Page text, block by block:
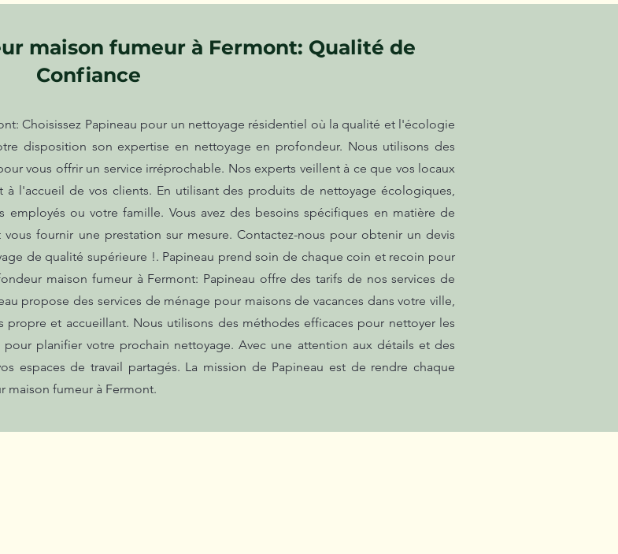
maison fumeur à Fermont: Qualité de
Confiance
Choisissez Papineau pour un nettoyage résidentiel où la qualité et l'écologie
disposition son expertise en nettoyage en profondeur. Nous utilisons des
vous offrir un service irréprochable. Nos experts veillent à ce que vos locaux
l'accueil de vos clients. En utilisant des produits de nettoyage écologiques,
employés ou votre famille. Vous avez des besoins spécifiques en matière de
fournir une prestation sur mesure. Contactez-nous pour obtenir un devis
de qualité supérieure !. Papineau prend soin de chaque coin et recoin pour
maison fumeur à Fermont: Papineau offre des tarifs de nos services de
propose des services de ménage pour maisons de vacances dans votre ville,
et accueillant. Nous utilisons des méthodes efficaces pour nettoyer les
planifier votre prochain nettoyage. Avec une attention aux détails et des
espaces de travail partagés. La mission de Papineau est de rendre chaque
maison fumeur à Fermont.